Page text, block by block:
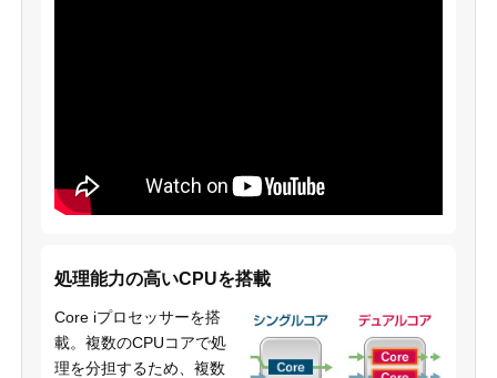
処理能力の高いCPUを搭載
Core iプロセッサーを搭
載。複数のCPUコアで処
理を分担するため、複数